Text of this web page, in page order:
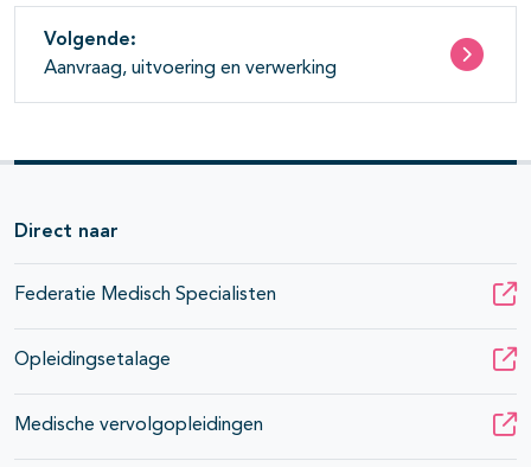
Volgende:
Aanvraag, uitvoering en verwerking
Direct naar
Federatie Medisch Specialisten
Opleidingsetalage
Medische vervolgopleidingen